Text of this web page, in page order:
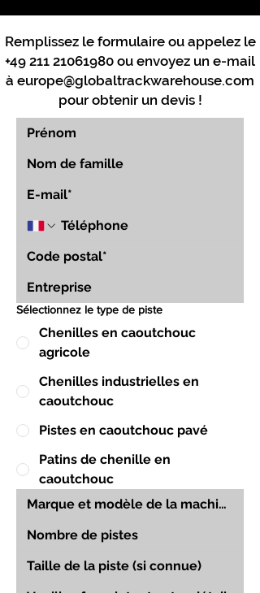
Remplissez le formulaire ou appelez le
+49 211 21061980 ou envoyez un e-mail
à europe@globaltrackwarehouse.com
pour obtenir un devis !
Sélectionnez le type de piste
Chenilles en caoutchouc
agricole
Chenilles industrielles en
caoutchouc
Pistes en caoutchouc pavé
Patins de chenille en
caoutchouc